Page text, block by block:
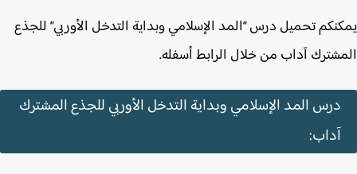
تحميل درس “المد الإسلامي وبداية التدخل الأوربي” للجذع
آداب من خلال الرابط أسفله.
درس المد الإسلامي وبداية التدخل الأوربي للجذع المشترك
آداب: